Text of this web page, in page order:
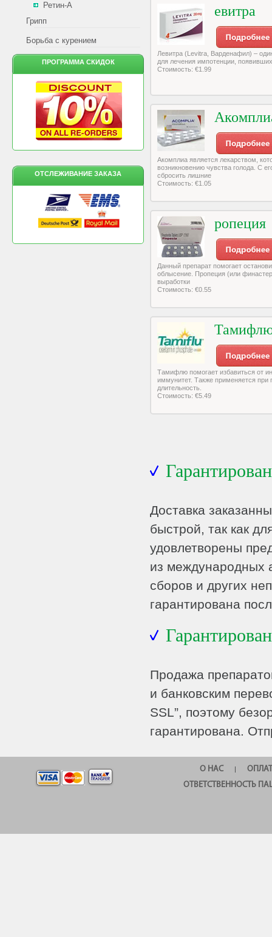
евитра
Левитра (Levitra, Варденафил) –
для лечения импотенции,
Стоимость: €1.99
Акомплиа является лекарством,
возникновению чувства голода. С
сбросить лишние
Стоимость: €1.05
ропеция
Данный препарат помогает
облысение. Пропеция (или
выработки
Стоимость: €0.55
Тамифлю помогает избавиться от
иммунитет. Также применяется при
длительность.
Стоимость: €5.49
Доставка
быстрой, так как
удовлетворены
из международных
сборов и других
гарантирована
Продажа
и банковским
SSL”, поэтому
гарантирована.
Ретин-А
Грипп
Борьба с курением
ПРОГРАММА СКИДОК
ОТСЛЕЖИВАНИЕ ЗАКАЗА
О НАС |
ОТВЕТСТВЕННОСТЬ